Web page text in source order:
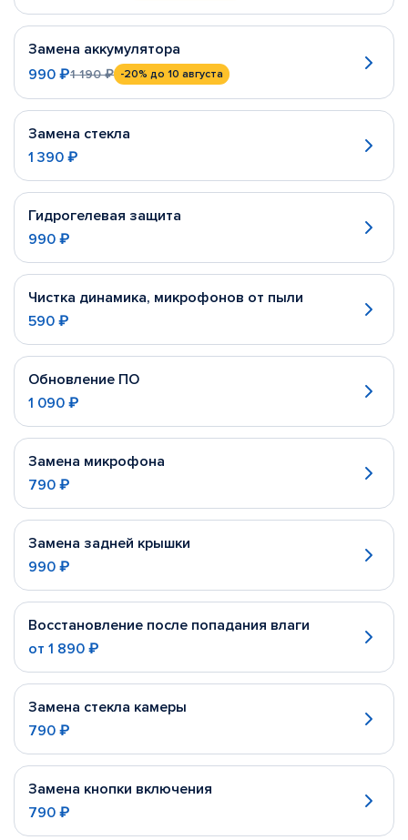
Замена аккумулятора
990 ₽1 190 ₽ -20% до 10 августа
Замена стекла
1 390 ₽
Гидрогелевая защита
990 ₽
Чистка динамика, микрофонов от пыли
590 ₽
Обновление ПО
1 090 ₽
Замена микрофона
790 ₽
Замена задней крышки
990 ₽
Восстановление после попадания влаги
от 1 890 ₽
Замена стекла камеры
790 ₽
Замена кнопки включения
790 ₽